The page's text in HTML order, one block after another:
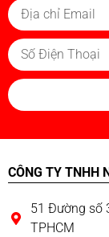
CÔNG TY TNHH
51 Đường số
TPHCM